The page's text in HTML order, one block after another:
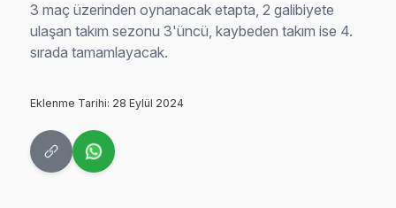
3 maç üzerinden oynanacak etapta, 2 galibiyete
ulaşan takım sezonu 3'üncü, kaybeden takım ise 4.
sırada tamamlayacak.
Eklenme Tarihi: 28 Eylül 2024